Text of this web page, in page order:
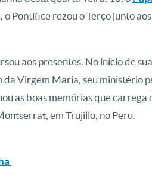
Pontífice rezou o Terço junto
aos presentes. No início de
da Virgem Maria, seu ministério
as boas memórias que carrega
em Trujillo, no Peru.